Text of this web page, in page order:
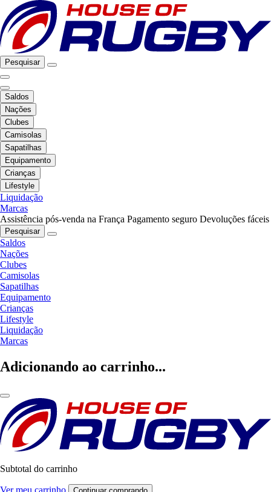
Pesquisar
Saldos
Nações
Clubes
Camisolas
Sapatilhas
Equipamento
Crianças
Lifestyle
Liquidação
Marcas
Assistência pós-venda na França Pagamento seguro Devoluções fáceis
Pesquisar
Saldos
Nações
Clubes
Camisolas
Sapatilhas
Equipamento
Crianças
Lifestyle
Liquidação
Marcas
Adicionando ao carrinho...
Subtotal do carrinho
Ver meu carrinho